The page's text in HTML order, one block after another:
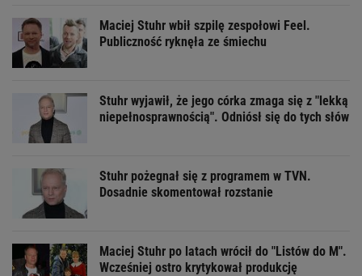
Maciej Stuhr wbił szpilę zespołowi Feel.
Publiczność ryknęła ze śmiechu
Stuhr wyjawił, że jego córka zmaga się z "lekką
niepełnosprawnością". Odniósł się do tych słów
Stuhr pożegnał się z programem w TVN.
Dosadnie skomentował rozstanie
Maciej Stuhr po latach wrócił do "Listów do M".
Wcześniej ostro krytykował produkcję